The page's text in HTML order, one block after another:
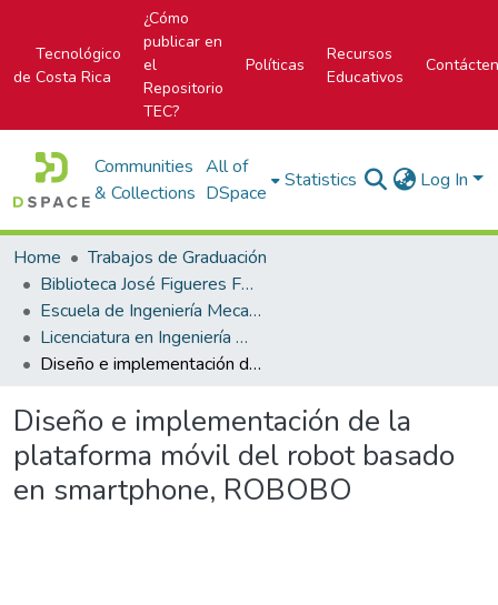
Tecnológico
de Costa Rica
¿Cómo
publicar en
el
Repositorio
TEC?
Políticas
Recursos
Educativos
Communities
& Collections
All of
DSpace
Statistics Log In
Home
Trabajos de Graduación
Biblioteca José Figueres Ferrer
Escuela de Ingeniería Mecatrónica (antes era Área Académica de Ingeniería Mecatrónica)
Licenciatura en Ingeniería Mecatrónica
Diseño e implementación de la plataforma móvil del robot basado en smartphone, ROBOBO
Diseño e implementación de la
plataforma móvil del robot basado
en smartphone, ROBOBO